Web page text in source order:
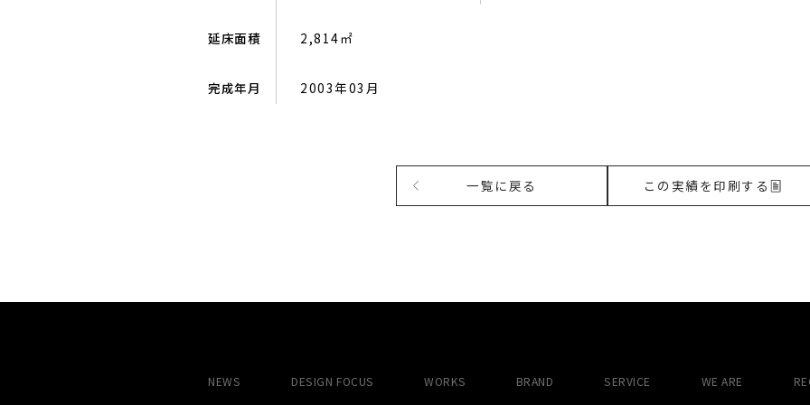
延床面積 2,814㎡
完成年月 2003年03月
一覧に戻る この実績を印刷する
NEWS DESIGN FOCUS WORKS BRAND SERVICE WE ARE